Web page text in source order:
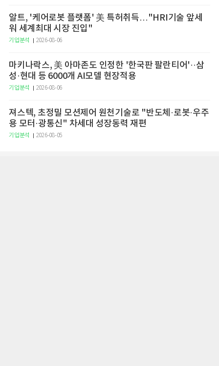
알트, '케어로봇 플랫폼' 美 특허취득…"HRI기술 앞세
워 세계최대 시장 진입"
기업분석 2026-08-06
마키나락스, 美 아마존도 인정한 '한국판 팔란티어'··삼
성·현대 등 6000개 AI모델 현장적용
기업분석 2026-08-06
져스텍, 초정밀 모션제어 원천기술로 "반도체·로봇·우주
용 모터·광통신" 차세대 성장동력 재편
기업분석 2026-08-05